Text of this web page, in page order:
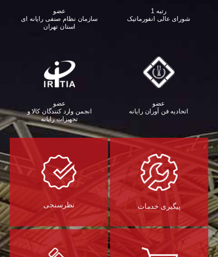
رتبه 1
شورای عالی انفورماتیک
عضو
سازمان نظام صنفی رایانه ای
استان تهران
عضو
اتحادیه فن آوران رایانه
عضو
انجمن وارد کنندگان کالا و
تجهیزات رایانه‌
پیگیری خدمات نظرسنجی